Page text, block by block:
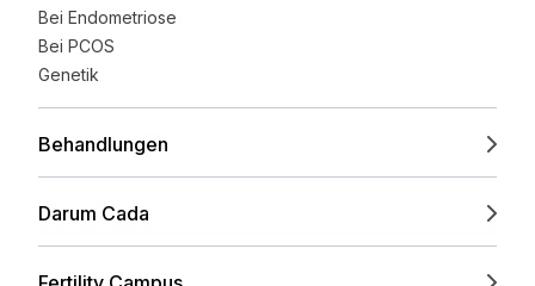
Bei Endometriose
Bei PCOS
Genetik
Behandlungen
Darum Cada